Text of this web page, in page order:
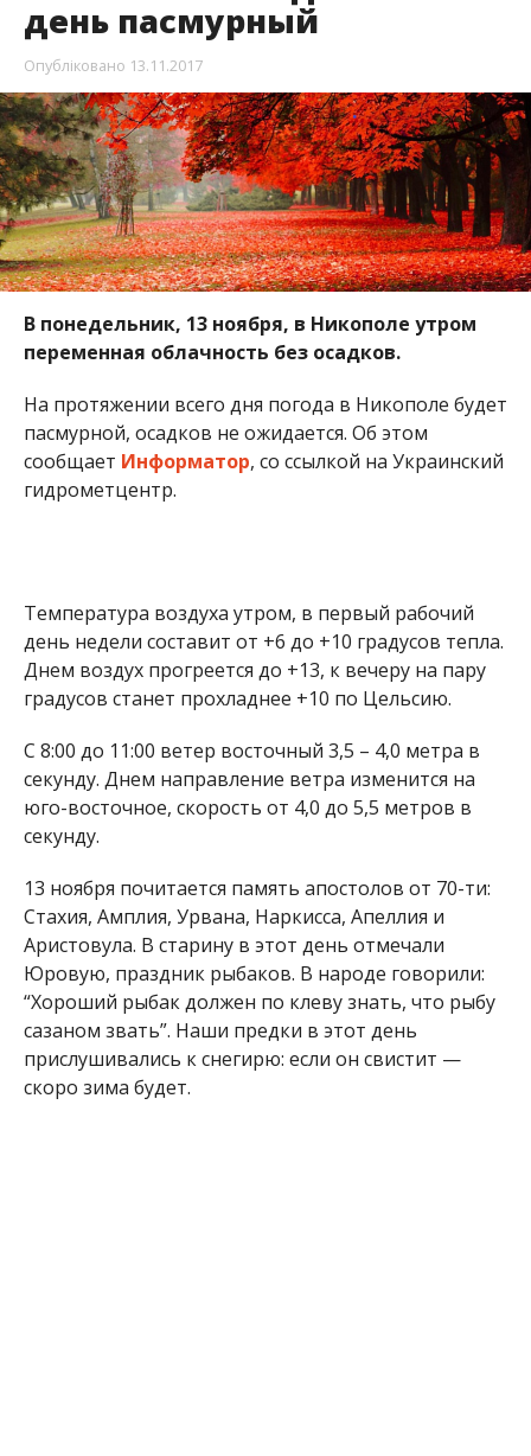
день пасмурный
Опубліковано 13.11.2017
В понедельник, 13 ноября, в Никополе утром
переменная облачность без осадков.
На протяжении всего дня погода в Никополе будет
пасмурной, осадков не ожидается. Об этом
сообщает Информатор, со ссылкой на Украинский
гидрометцентр.
Температура воздуха утром, в первый рабочий
день недели составит от +6 до +10 градусов тепла.
Днем воздух прогреется до +13, к вечеру на пару
градусов станет прохладнее +10 по Цельсию.
С 8:00 до 11:00 ветер восточный 3,5 – 4,0 метра в
секунду. Днем направление ветра изменится на
юго-восточное, скорость от 4,0 до 5,5 метров в
секунду.
13 ноября почитается память апостолов от 70-ти:
Стахия, Амплия, Урвана, Наркисса, Апеллия и
Аристовула. В старину в этот день отмечали
Юровую, праздник рыбаков. В народе говорили:
“Хороший рыбак должен по клеву знать, что рыбу
сазаном звать”. Наши предки в этот день
прислушивались к снегирю: если он свистит —
скоро зима будет.